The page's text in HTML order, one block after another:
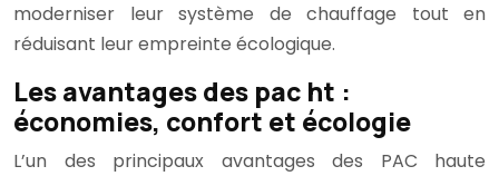
moderniser leur système de chauffage tout en
réduisant leur empreinte écologique.
Les avantages des pac ht :
économies, confort et écologie
L’un des principaux avantages des PAC haute